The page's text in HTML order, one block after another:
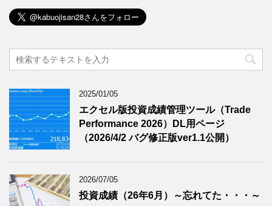
2025/01/05
エクセル版投資成績管理ツール（Trade
Performance 2026）DL用ページ
（2026/4/2 バグ修正版ver1.1公開）
2026/07/05
投資成績（26年6月）～忘れてた・・・～